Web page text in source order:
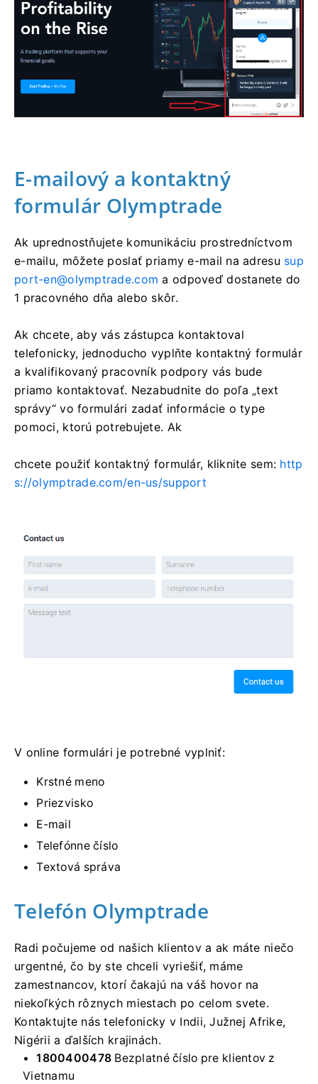
E-mailový a kontaktný
formulár Olymptrade
Ak uprednostňujete komunikáciu prostredníctvom
e-mailu, môžete poslať priamy e-mail na adresu sup
port-en@olymptrade.com a odpoveď dostanete do
1 pracovného dňa alebo skôr.
Ak chcete, aby vás zástupca kontaktoval
telefonicky, jednoducho vyplňte kontaktný formulár
a kvalifikovaný pracovník podpory vás bude
priamo kontaktovať. Nezabudnite do poľa „text
správy“ vo formulári zadať informácie o type
pomoci, ktorú potrebujete. Ak
chcete použiť kontaktný formulár, kliknite sem: http
s://olymptrade.com/en-us/support
V online formulári je potrebné vyplniť:
Krstné meno
Priezvisko
E-mail
Telefónne číslo
Textová správa
Telefón Olymptrade
Radi počujeme od našich klientov a ak máte niečo
urgentné, čo by ste chceli vyriešiť, máme
zamestnancov, ktorí čakajú na váš hovor na
niekoľkých rôznych miestach po celom svete.
Kontaktujte nás telefonicky v Indii, Južnej Afrike,
Nigérii a ďalších krajinách.
1800400478 Bezplatné číslo pre klientov z
Vietnamu